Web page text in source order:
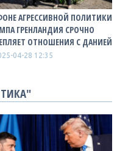
АГРЕССИВНОЙ ПОЛИТИКИ
ГРЕНЛАНДИЯ СРОЧНО
ОТНОШЕНИЯ С ДАНИЕЙ
04-28 12:35